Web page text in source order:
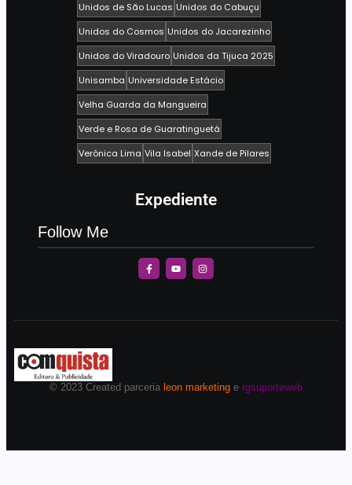
Unidos de São Lucas Unidos do Cabuçu
Unidos do Cosmos Unidos do Jacarezinho
Unidos do Viradouro Unidos da Tijuca 2025
Unisamba Universidade Estácio
Velha Guarda da Mangueira
Verde e Rosa de Guaratinguetá
Verônica Lima Vila Isabel Xande de Pilares
Expediente
Follow Me
© 2023 Created parceria leon marketing e rgsuporteweb